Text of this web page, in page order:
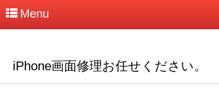
Menu
iPhone画面修理お任せください。